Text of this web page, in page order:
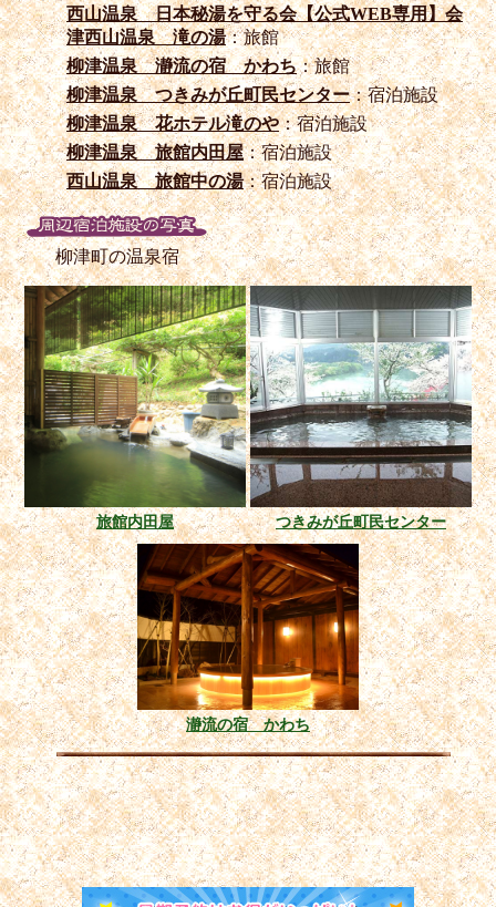
西山温泉 日本秘湯を守る会【公式WEB専用】会
津西山温泉 滝の湯：旅館
柳津温泉 瀞流の宿 かわち：旅館
柳津温泉 つきみが丘町民センター：宿泊施設
柳津温泉 花ホテル滝のや：宿泊施設
柳津温泉 旅館内田屋：宿泊施設
西山温泉 旅館中の湯：宿泊施設
柳津町の温泉宿
旅館内田屋 つきみが丘町民センター
瀞流の宿 かわち